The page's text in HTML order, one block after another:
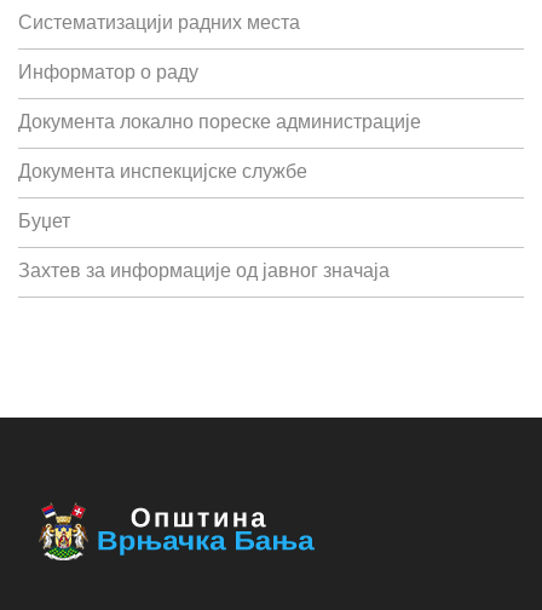
Систематизацији радних места
Информатор о раду
Документа локално пореске администрације
Документа инспекцијске службе
Буџет
Захтев за информације од јавног значаја